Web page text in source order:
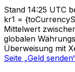
Stand 14:25 UTC
kr1 =
Mittelwert
globalen
Überweisung mit
Seite „Geld senden“